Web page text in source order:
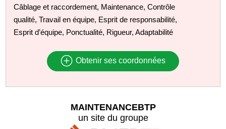
Câblage et raccordement, Maintenance, Contrôle
qualité, Travail en équipe, Esprit de responsabilité,
Esprit d’équipe, Ponctualité, Rigueur, Adaptabilité
Obtenir ses coordonnées
MAINTENANCEBTP
un site du groupe